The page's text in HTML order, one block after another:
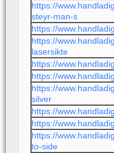
https://
steyr-man-s
https://
https://
lasersikte
https://
https://
https://
silver
https://
https://
https://
to-side